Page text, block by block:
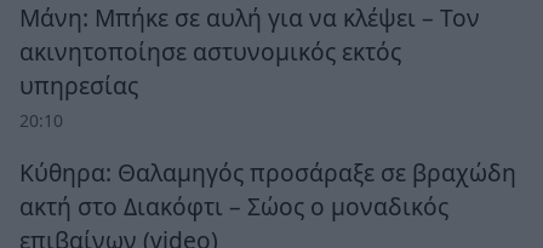
Μάνη: Μπήκε σε αυλή για να κλέψει – Τον
ακινητοποίησε αστυνομικός εκτός
υπηρεσίας
20:10
Κύθηρα: Θαλαμηγός προσάραξε σε βραχώδη
ακτή στο Διακόφτι – Σώος ο μοναδικός
επιβαίνων (video)